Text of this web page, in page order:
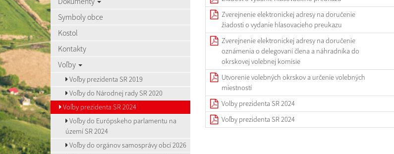
Symboly obce
Kostol
Kontakty
Voľby
Voľby prezidenta SR 2019
Voľby do Národnej rady SR 2020
Voľby prezidenta SR 2024
Voľby do Európskeho parlamentu na
území SR 2024
Voľby do orgánov samosprávy obcí 2026
Zverejnenie elektronickej adresy na doručenie
žiadosti o vydanie hlasovacieho preukazu
Zverejnenie elektronickej adresy na doručenie
oznámenia o delegovaní člena a náhradníka do
okrskovej volebnej komisie
Utvorenie volebných okrskov a určenie volebných
miestností
Volby prezidenta SR 2024
Voľby prezidenta SR 2024